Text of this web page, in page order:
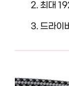
최대
드라이